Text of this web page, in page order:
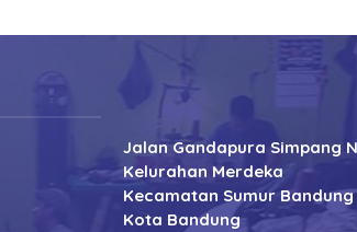
Jalan Gandapura Simpang
Kelurahan Merdeka
Kecamatan Sumur Bandung
Kota Bandung